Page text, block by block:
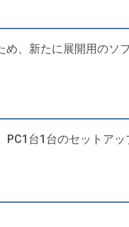
、新たに展開用のソ
台1台のセットア